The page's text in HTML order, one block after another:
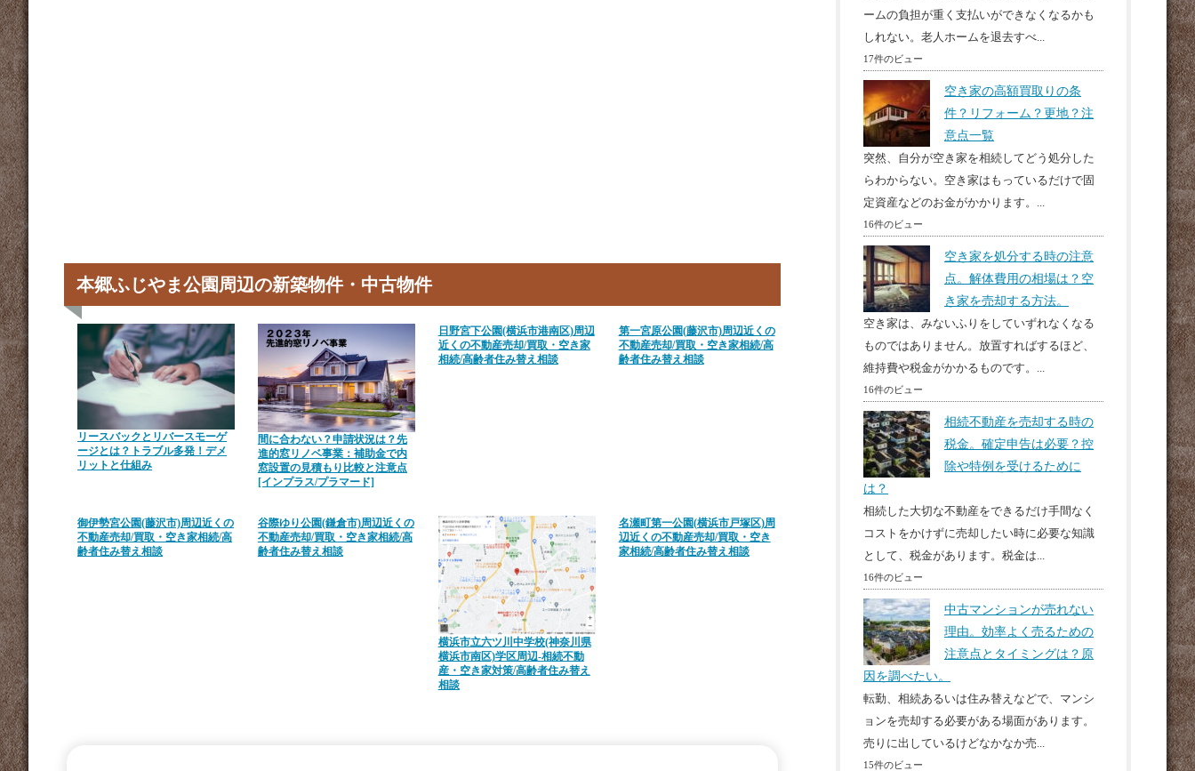
本郷ふじやま公園周辺の新築物件・中古物件
リースバックとリバースモーゲ
ージとは？トラブル多発！デメ
リットと仕組み
間に合わない？申請状況は？先
進的窓リノベ事業：補助金で内
窓設置の見積もり比較と注意点
[インプラス/プラマード]
日野宮下公園(横浜市港南区)周辺
近くの不動産売却/買取・空き家
相続/高齢者住み替え相談
第一宮原公園(藤沢市)周辺近くの
不動産売却/買取・空き家相続/高
齢者住み替え相談
御伊勢宮公園(藤沢市)周辺近くの
不動産売却/買取・空き家相続/高
齢者住み替え相談
谷際ゆり公園(鎌倉市)周辺近くの
不動産売却/買取・空き家相続/高
齢者住み替え相談
横浜市立六ツ川中学校(神奈川県
横浜市南区)学区周辺-相続不動
産・空き家対策/高齢者住み替え
相談
名瀬町第一公園(横浜市戸塚区)周
辺近くの不動産売却/買取・空き
家相続/高齢者住み替え相談
ームの負担が重く支払いができなくなるかも
しれない。老人ホームを退去すべ...
17件のビュー
空き家の高額買取りの条
件？リフォーム？更地？注
意点一覧
突然、自分が空き家を相続してどう処分した
らわからない。空き家はもっているだけで固
定資産などのお金がかかります。...
16件のビュー
空き家を処分する時の注意
点。解体費用の相場は？空
き家を売却する方法。
空き家は、みないふりをしていずれなくなる
ものではありません。放置すればするほど、
維持費や税金がかかるものです。...
16件のビュー
相続不動産を売却する時の
税金。確定申告は必要？控
除や特例を受けるために
は？
相続した大切な不動産をできるだけ手間なく
コストをかけずに売却したい時に必要な知識
として、税金があります。税金は...
16件のビュー
中古マンションが売れない
理由。効率よく売るための
注意点とタイミングは？原
因を調べたい。
転勤、相続あるいは住み替えなどで、マンシ
ョンを売却する必要がある場面があります。
売りに出しているけどなかなか売...
15件のビュー